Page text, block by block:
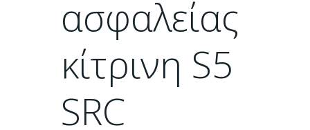
επιλογές
μπορούν
επιλεγούν
στη
σελίδα
του
ασφαλείας
κίτρινη S5
SRC